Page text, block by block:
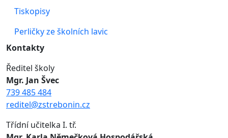
Tiskopisy
Perličky ze školních lavic
Kontakty
Ředitel školy
Mgr. Jan Švec
739 485 484
reditel@zstrebonin.cz
Třídní učitelka I. tř.